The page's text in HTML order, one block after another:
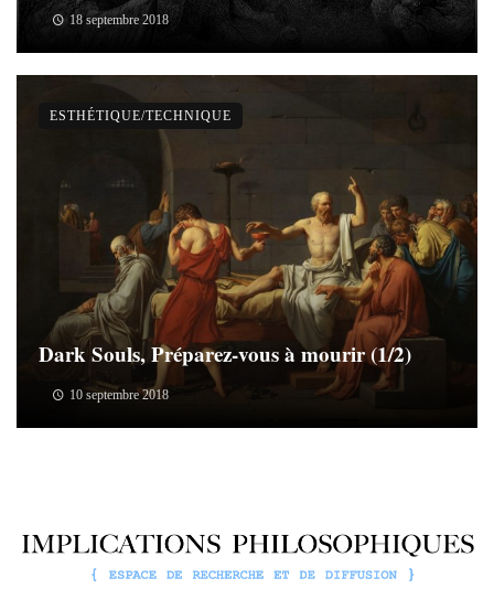
18 septembre 2018
Dark Souls, Préparez-vous à mourir (1/2)
10 septembre 2018
ESTHÉTIQUE/TECHNIQUE